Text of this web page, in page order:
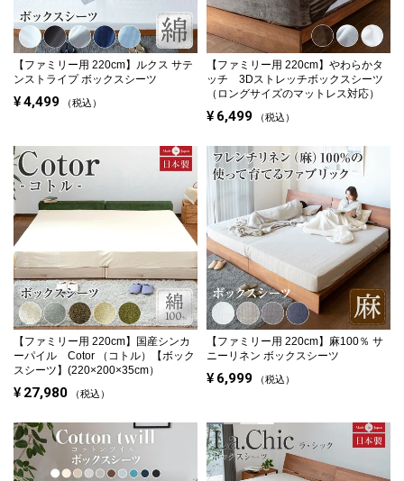
【ファミリー用 220cm】
ルクス サテ
ンストライプ ボックスシーツ
¥4,499 税込
【ファミリー用 220cm】 やわらかタ
ッチ 3Dストレッチボックスシーツ
（ロングサイズのマットレス対応）
¥ 6,499 税込
【ファミリー用 220cm】 国産シンカ
ーパイル Cotor （コトル）【ボック
スシーツ】(220×200×35cm）
¥ 27,980 税込
【ファミリー用 220cm】 麻100％ サ
ニーリネン ボックスシーツ
¥ 6,999 税込